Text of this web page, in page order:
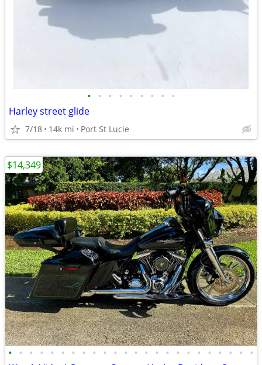
• • • • • • • • •
Harley street glide
7/18 14k mi Port St Lucie
• • • • • • • • • • • • • • • • • • • • • • • •
$14,349